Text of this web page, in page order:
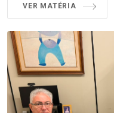
VER MATÉRIA